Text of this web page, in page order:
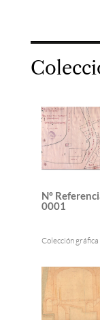
Nº
0001
Colección